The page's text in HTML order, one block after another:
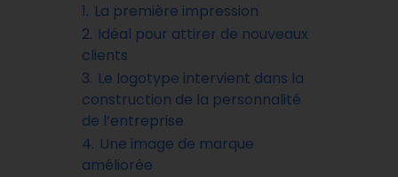
1. La première impression
2. Idéal pour attirer de nouveaux
clients
3. Le logotype intervient dans la
construction de la personnalité
de l’entreprise
4. Une image de marque
améliorée